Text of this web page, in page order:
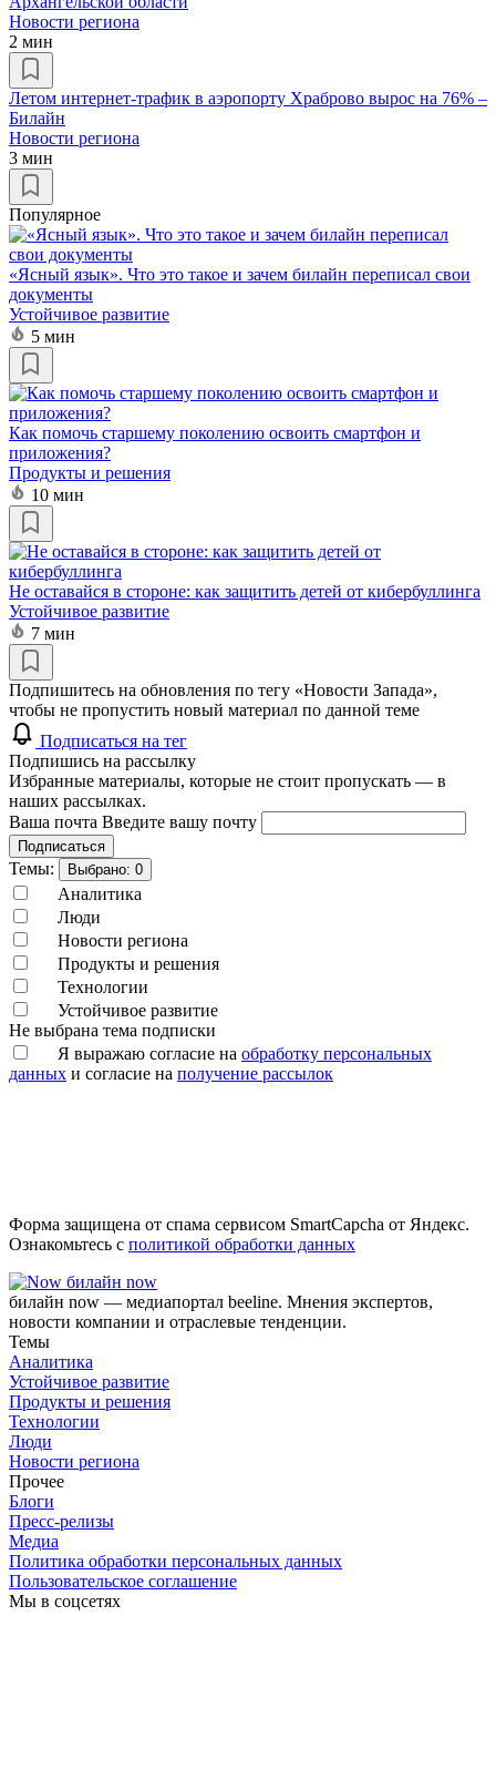
Новости региона
2 мин
Летом интернет-трафик в аэропорту Храброво вырос на 76% –
Билайн
Новости региона
3 мин
Популярное
«Ясный язык». Что это такое и зачем билайн переписал свои
документы
Устойчивое развитие
5 мин
Как помочь старшему поколению освоить смартфон и
приложения?
Продукты и решения
10 мин
Не оставайся в стороне: как защитить детей от кибербуллинга
Устойчивое развитие
7 мин
Подпишитесь на обновления по тегу «Новости Запада»,
чтобы не пропустить новый материал по данной теме
Подписаться на тег
Подпишись на рассылку
Избранные материалы, которые не стоит пропускать — в
наших рассылках.
Ваша почта Введите вашу почту
Подписаться
Темы: Выбрано: 0
Аналитика
Люди
Новости региона
Продукты и решения
Технологии
Устойчивое развитие
Не выбрана тема подписки
Я выражаю согласие на обработку персональных
данных и согласие на получение рассылок
Форма защищена от спама сервисом SmartCapcha от Яндекс.
Ознакомьтесь с политикой обработки данных
билайн now
билайн now — медиапортал beeline. Мнения экспертов,
новости компании и отраслевые тенденции.
Темы
Аналитика
Устойчивое развитие
Продукты и решения
Технологии
Люди
Новости региона
Прочее
Блоги
Пресс-релизы
Медиа
Политика обработки персональных данных
Пользовательское соглашение
Мы в соцсетях